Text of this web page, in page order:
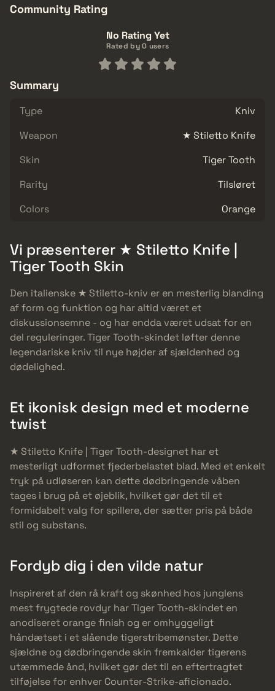
Community Rating
No Rating Yet
Rated by 0 users
Summary
Type
Kniv
Weapon
★ Stiletto Knife
Skin
Tiger Tooth
Rarity
Tilsløret
Colors
Orange
Vi præsenterer ★ Stiletto Knife |
Tiger Tooth Skin
Den italienske ★ Stiletto-kniv er en mesterlig blanding
af form og funktion og har altid været et
diskussionsemne - og har endda været udsat for en
del reguleringer. Tiger Tooth-skindet løfter denne
legendariske kniv til nye højder af sjældenhed og
dødelighed.
Et ikonisk design med et moderne
twist
★ Stiletto Knife | Tiger Tooth-designet har et
mesterligt udformet fjederbelastet blad. Med et enkelt
tryk på udløseren kan dette dødbringende våben
tages i brug på et øjeblik, hvilket gør det til et
formidabelt valg for spillere, der sætter pris på både
stil og substans.
Fordyb dig i den vilde natur
Inspireret af den rå kraft og skønhed hos junglens
mest frygtede rovdyr har Tiger Tooth-skindet en
anodiseret orange finish og er omhyggeligt
håndætset i et slående tigerstribemønster. Dette
sjældne og dødbringende skin fremkalder tigerens
utæmmede ånd, hvilket gør det til en eftertragtet
tilføjelse for enhver Counter-Strike-aficionado.